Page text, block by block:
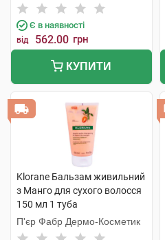
Є в наявності
від 562.00 грн
КУПИТИ
Klorane Бальзам живильний
з Манго для сухого волосся
150 мл 1 туба
П'єр Фабр Дермо-Косметик